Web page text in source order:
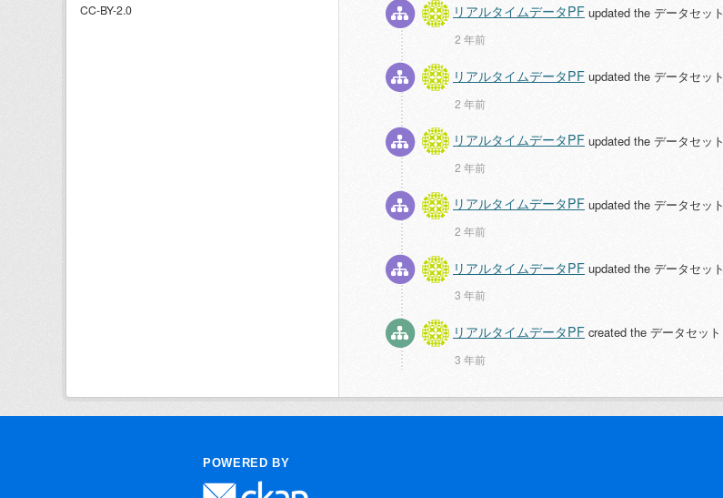
CC-BY-2.0 リアルタイムデータPF updated the データセット
2 年前
リアルタイムデータPF updated the データセット
2 年前
リアルタイムデータPF updated the データセット
2 年前
リアルタイムデータPF updated the データセット
2 年前
リアルタイムデータPF updated the データセット
3 年前
リアルタイムデータPF created the データセット
3 年前
POWERED BY